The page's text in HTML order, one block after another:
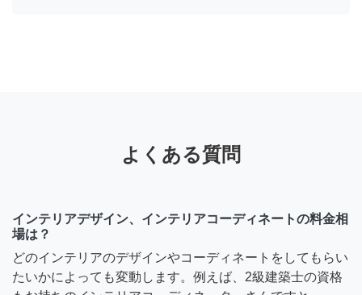
よくある質問
インテリアデザイン、インテリアコーディネートの料金相
場は？
どのインテリアのデザインやコーディネートをしてもらい
たいかによっても変動します。例えば、2級建築士の資格